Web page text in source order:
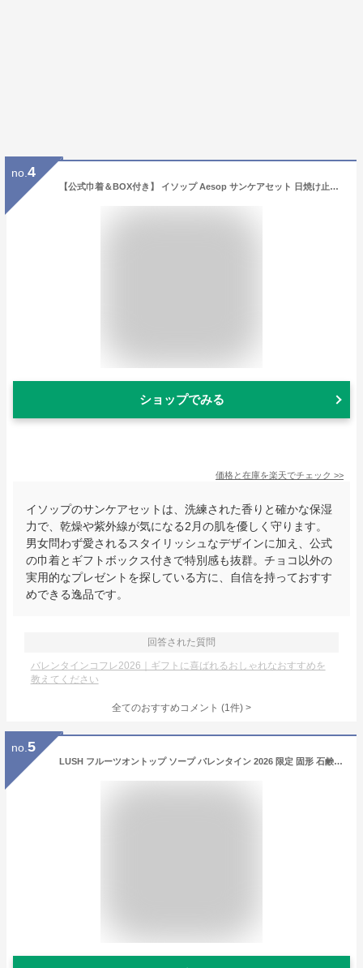
no. 4
【公式巾着＆BOX付き】 イソップ Aesop サンケアセット 日焼け止め リップバーム＆サンスクリーン 2個セット ギフトセット ギフト セット コスメ 喜ばれるギフト 2026 香り バレンタイン ホワイトデー
ショップでみる
価格と在庫を楽天でチェック >>
イソップのサンケアセットは、洗練された香りと確かな保湿
力で、乾燥や紫外線が気になる2月の肌を優しく守ります。
男女問わず愛されるスタイリッシュなデザインに加え、公式
の巾着とギフトボックス付きで特別感も抜群。チョコ以外の
実用的なプレゼントを探している方に、自信を持っておすす
めできる逸品です。
回答された質問
バレンタインコフレ2026｜ギフトに喜ばれるおしゃれなおすすめを
教えてください
全てのおすすめコメント (1件) >
no. 5
LUSH フルーツオントップ ソープ バレンタイン 2026 限定 固形 石鹸 チェリー ローズ ヴィーガン 自然由来 コスメ ラッシュ 公式